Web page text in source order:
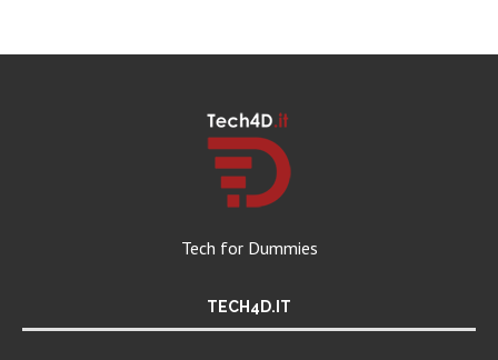
Tech for Dummies
TECH4D.IT